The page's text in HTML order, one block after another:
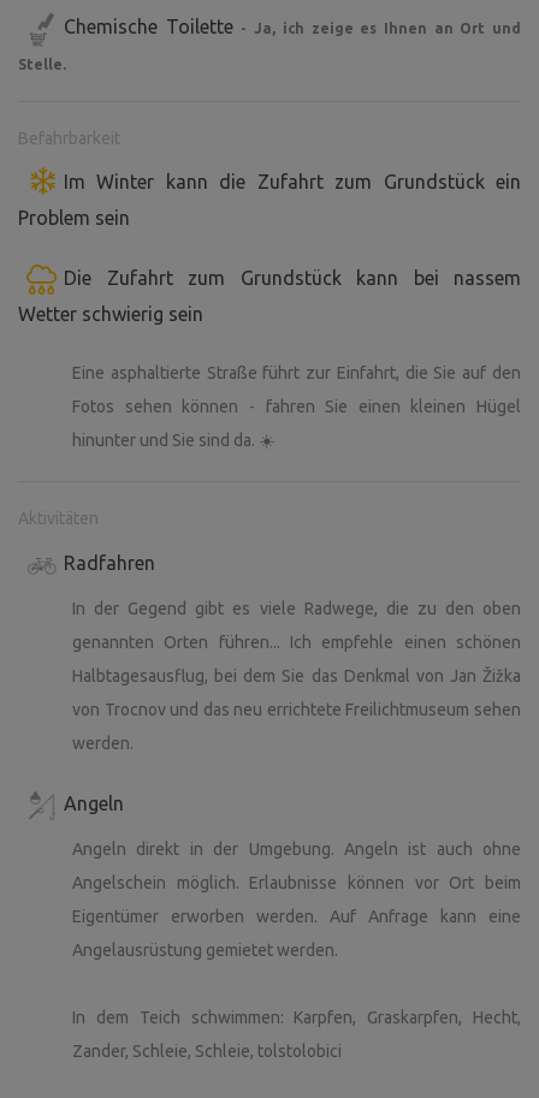
Chemische Toilette - Ja, ich zeige es Ihnen an Ort und
Stelle.
Befahrbarkeit
Im Winter kann die Zufahrt zum Grundstück ein
Problem sein
Die Zufahrt zum Grundstück kann bei nassem
Wetter schwierig sein
Eine asphaltierte Straße führt zur Einfahrt, die Sie auf den
Fotos sehen können - fahren Sie einen kleinen Hügel
hinunter und Sie sind da. ☀️
Aktivitäten
Radfahren
In der Gegend gibt es viele Radwege, die zu den oben
genannten Orten führen... Ich empfehle einen schönen
Halbtagesausflug, bei dem Sie das Denkmal von Jan Žižka
von Trocnov und das neu errichtete Freilichtmuseum sehen
werden.
Angeln
Angeln direkt in der Umgebung. Angeln ist auch ohne
Angelschein möglich. Erlaubnisse können vor Ort beim
Eigentümer erworben werden. Auf Anfrage kann eine
Angelausrüstung gemietet werden.
In dem Teich schwimmen: Karpfen, Graskarpfen, Hecht,
Zander, Schleie, Schleie, tolstolobici